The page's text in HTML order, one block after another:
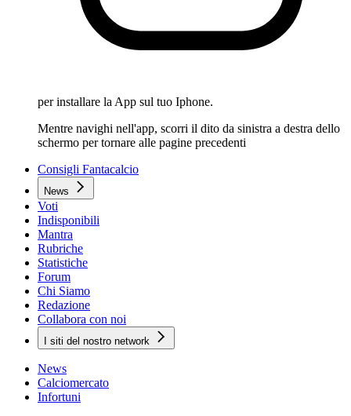
per installare la App sul tuo Iphone.
Mentre navighi nell'app, scorri il dito da sinistra a destra dello
schermo per tornare alle pagine precedenti
Consigli Fantacalcio
News
Voti
Indisponibili
Mantra
Rubriche
Statistiche
Forum
Chi Siamo
Redazione
Collabora con noi
I siti del nostro network
News
Calciomercato
Infortuni